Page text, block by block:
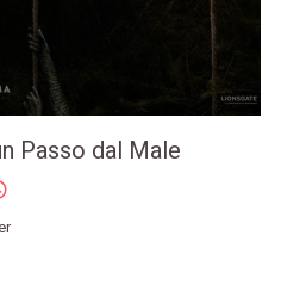
Passo dal Male